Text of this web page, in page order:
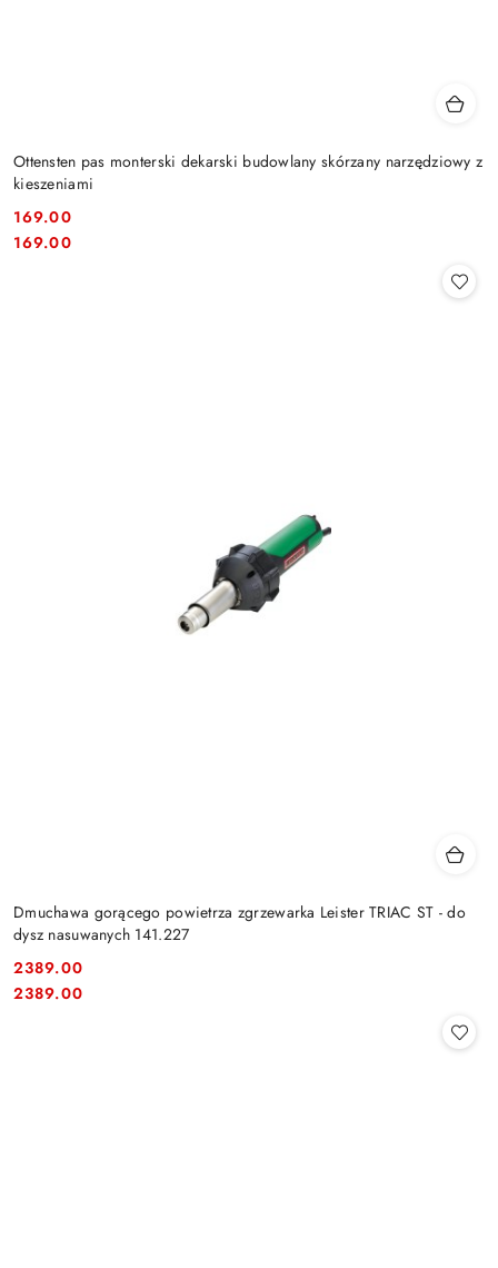
Ottensten pas monterski dekarski budowlany skórzany narzędziowy z
kieszeniami
Cena:
169.00
Cena:
169.00
Dmuchawa gorącego powietrza zgrzewarka Leister TRIAC ST - do
dysz nasuwanych 141.227
Cena:
2389.00
Cena:
2389.00